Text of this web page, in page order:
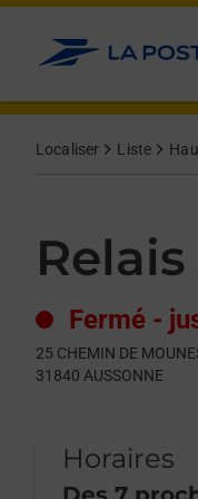
Allez au contenu
Localiser Liste
Fermé -
25 CHEMIN DE
31840 AUSSONNE
Horaires
Day of the WeekHours
Get directions to Relais
lien s'ouvre dans un